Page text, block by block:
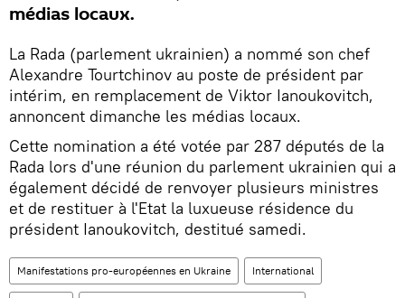
médias locaux.
La Rada (parlement ukrainien) a nommé son chef
Alexandre Tourtchinov au poste de président par
intérim, en remplacement de Viktor Ianoukovitch,
annoncent dimanche les médias locaux.
Cette nomination a été votée par 287 députés de la
Rada lors d'une réunion du parlement ukrainien qui a
également décidé de renvoyer plusieurs ministres
et de restituer à l'Etat la luxueuse résidence du
président Ianoukovitch, destitué samedi.
Manifestations pro-européennes en Ukraine International